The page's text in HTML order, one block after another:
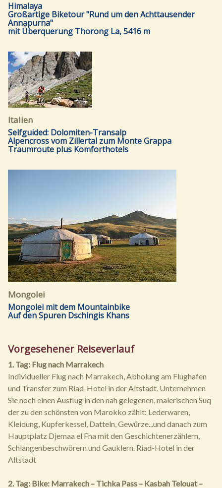
Himalaya
Großartige Biketour "Rund um den Achttausender
Annapurna"
mit Überquerung Thorong La, 5416 m
Italien
Selfguided: Dolomiten-Transalp
Alpencross vom Zillertal zum Monte Grappa
Traumroute plus Komforthotels
Mongolei
Mongolei mit dem Mountainbike
Auf den Spuren Dschingis Khans
Vorgesehener Reiseverlauf
1. Tag: Flug nach Marrakech
Individueller Flug nach Marrakech, Abholung am Flughafen
und Transfer zum Riad-Hotel in der Altstadt. Unternehmen
Sie noch einen Ausflug in den nah gelegenen, malerischen Suq
der zu den schönsten von Marokko zählt: Lederwaren,
Kleidung, Kupferkessel, Datteln, Gewürze...und danach zum
Hauptplatz Djemaa el Fna mit den Geschichtenerzählern,
Schlangenbeschwörern und Gauklern. Riad-Hotel in der
Altstadt
2. Tag: Bike: Marrakech – Tichka Pass – Kasbah Telouat –